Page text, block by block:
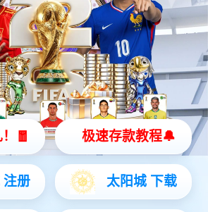
55世纪灵犀 X2
全智能灵动机器人
灵动 | 亲和 | 智能